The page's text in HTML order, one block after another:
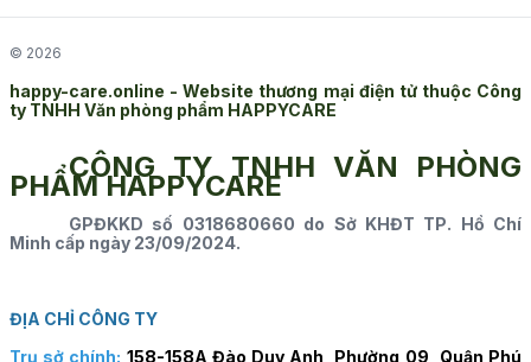
© 2026
happy-care.online - Website thương mại điện tử thuộc Công
ty TNHH Văn phòng phẩm HAPPYCARE
CÔNG TY TNHH VĂN PHÒNG
PHẨM HAPPYCARE
GPĐKKD số 0318680660 do Sở KHĐT TP. Hồ Chí
Minh cấp ngày 23/09/2024.
ĐỊA CHỈ CÔNG TY
Trụ sở chính: 158-158A Đào Duy Anh, Phường 09, Quận Phú